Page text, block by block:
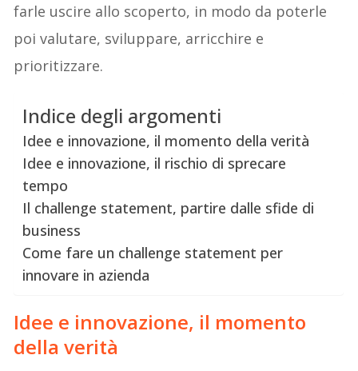
farle uscire allo scoperto, in modo da poterle
poi valutare, sviluppare, arricchire e
prioritizzare.
Indice degli argomenti
Idee e innovazione, il momento della verità
Idee e innovazione, il rischio di sprecare
tempo
Il challenge statement, partire dalle sfide di
business
Come fare un challenge statement per
innovare in azienda
Idee e innovazione, il momento
della verità